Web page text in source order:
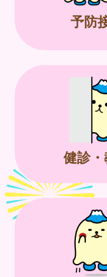
予防
健診